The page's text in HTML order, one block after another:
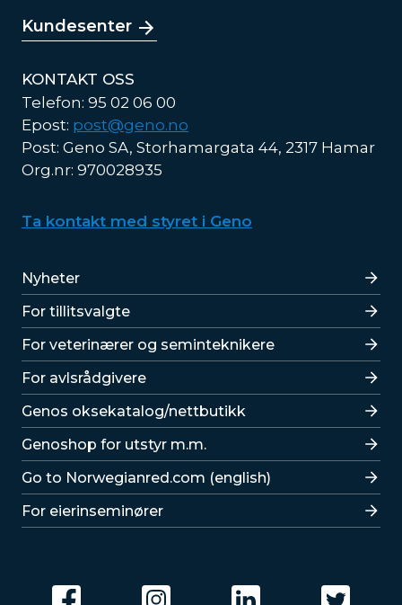
Kundesenter
KONTAKT OSS
Telefon: 95 02 06 00
Epost: post@geno.no
Post: Geno SA, Storhamargata 44, 2317 Hamar
Org.nr: 970028935
Ta kontakt med styret i Geno
Lenker
Nyheter
For tillitsvalgte
For veterinærer og seminteknikere
For avlsrådgivere
Lenker
Genos oksekatalog/nettbutikk
Genoshop for utstyr m.m.
Go to Norwegianred.com (english)
For eierinseminører